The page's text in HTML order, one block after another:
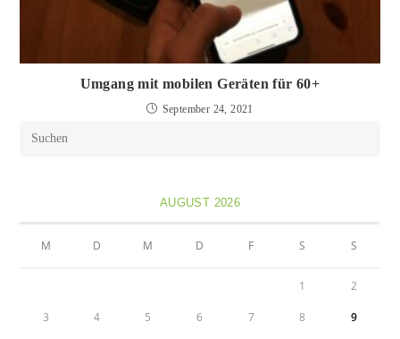
Umgang mit mobilen Geräten für 60+
September 24, 2021
AUGUST 2026
M D M D F S S
1 2
3 4 5 6 7 8 9